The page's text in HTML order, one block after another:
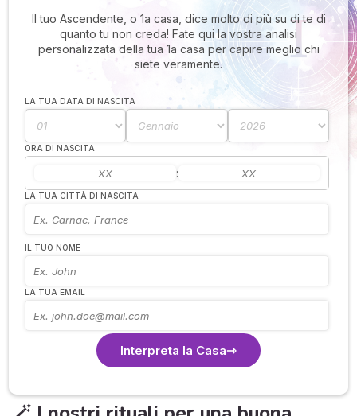
Il tuo Ascendente, o 1a casa, dice molto di più su di te di
quanto tu non creda! Fate qui la vostra analisi
personalizzata della tua 1a casa per capire meglio chi
siete veramente.
LA TUA DATA DI NASCITA
ORA DI NASCITA
:
LA TUA CITTÀ DI NASCITA
IL TUO NOME
LA TUA EMAIL
Interpreta la Casa